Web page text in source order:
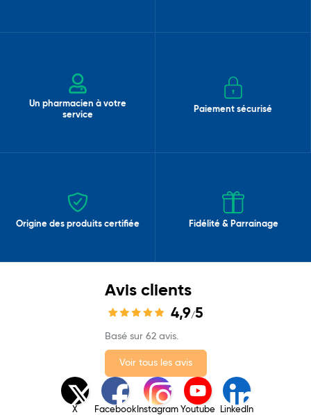
Un pharmacien à votre
service
Paiement sécurisé
Origine des produits certifiée Fidélité & Parrainage
Avis clients
4,9/5
Basé sur 62 avis.
Voir tous les avis
X Facebook Instagram Youtube LinkedIn